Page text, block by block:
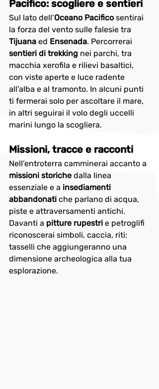
Pacifico: scogliere e sentieri
Sul lato dell’Oceano Pacifico sentirai
la forza del vento sulle falesie tra
Tijuana ed Ensenada. Percorrerai
sentieri di trekking nei parchi, tra
macchia xerofila e rilievi basaltici,
con viste aperte e luce radente
all’alba e al tramonto. In alcuni punti
ti fermerai solo per ascoltare il mare,
in altri seguirai il volo degli uccelli
marini lungo la scogliera.
Missioni, tracce e racconti
Nell’entroterra camminerai accanto a
missioni storiche dalla linea
essenziale e a insediamenti
abbandonati che parlano di acqua,
piste e attraversamenti antichi.
Davanti a pitture rupestri e petroglifi
riconoscerai simboli, caccia, riti:
tasselli che aggiungeranno una
dimensione archeologica alla tua
esplorazione.